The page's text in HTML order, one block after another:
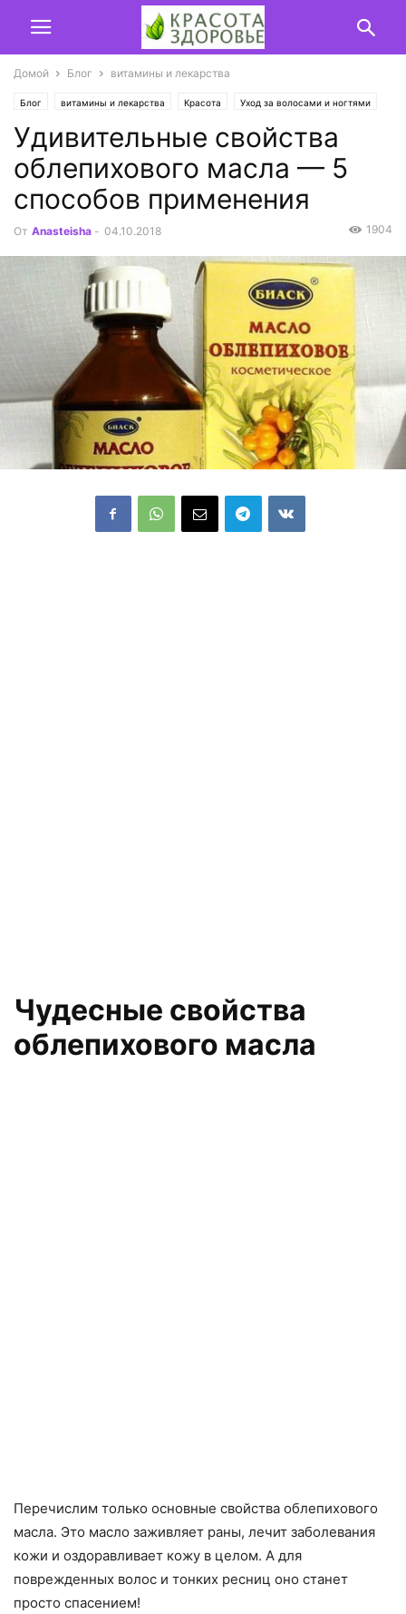
Домой Блог витамины и лекарства
Блог витамины и лекарства Красота Уход за волосами и ногтями
Уход за кожей лица
Удивительные свойства
облепихового масла — 5
способов применения
От Anasteisha - 04.10.2018 1904
Чудесные свойства
облепихового масла
Перечислим только основные свойства облепихового
масла. Это масло заживляет раны, лечит заболевания
кожи и оздоравливает кожу в целом. А для
поврежденных волос и тонких ресниц оно станет
просто спасением!